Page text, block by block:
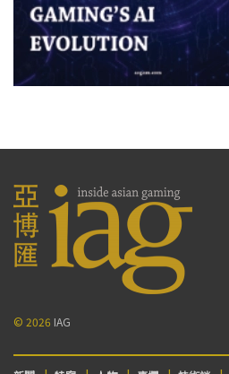
© 2026 IAG